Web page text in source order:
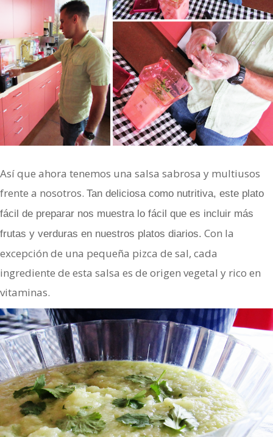
Así que ahora tenemos una salsa sabrosa y multiusos
frente a nosotros. Tan deliciosa como nutritiva, este plato
fácil de preparar nos muestra lo fácil que es incluir más
frutas y verduras en nuestros platos diarios. Con la
excepción de una pequeña pizca de sal, cada
ingrediente de esta salsa es de origen vegetal y rico en
vitaminas.